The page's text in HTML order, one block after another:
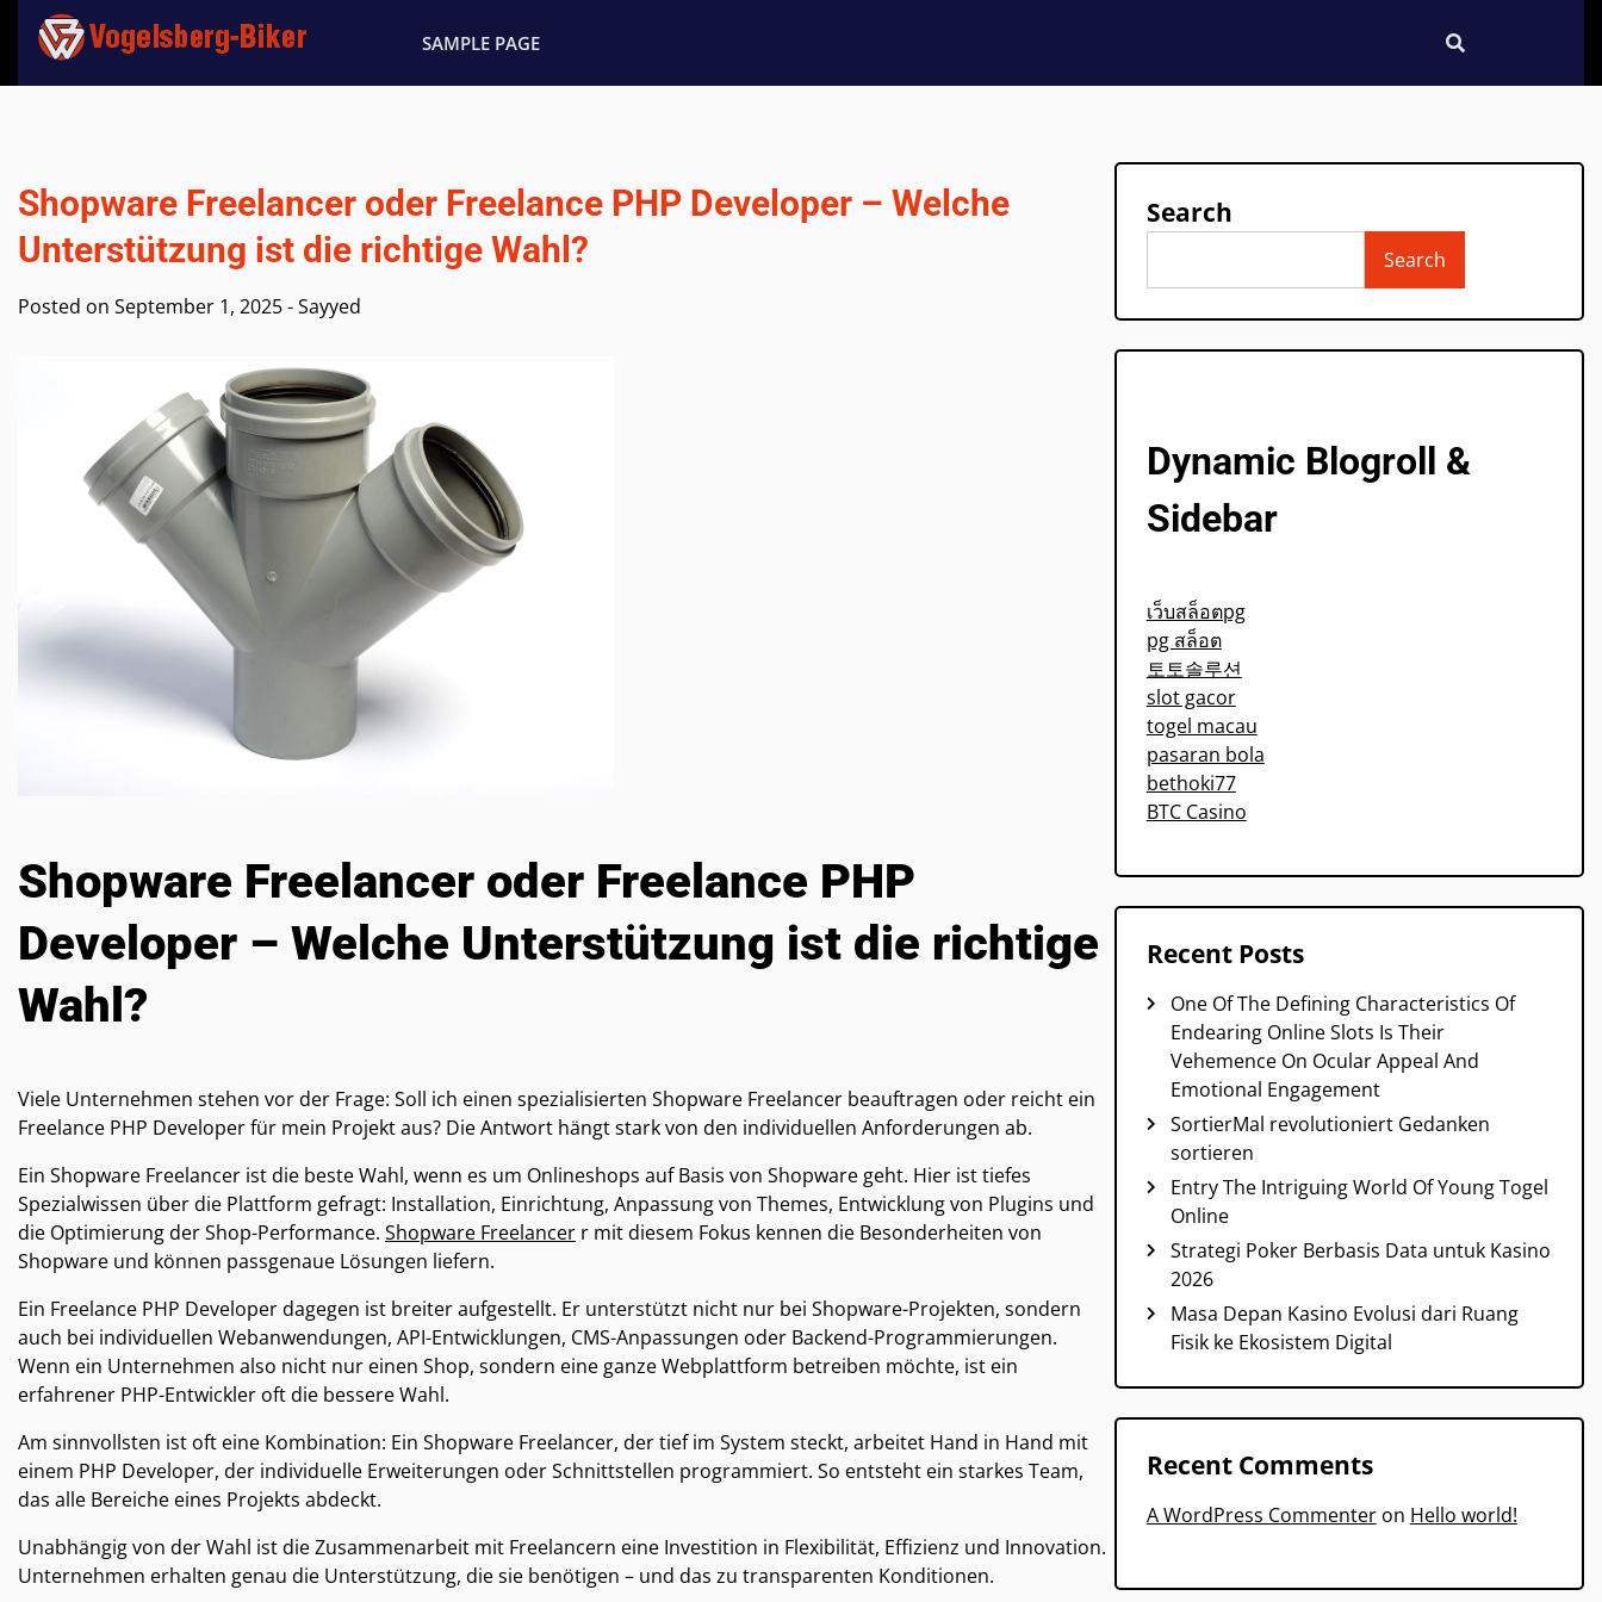
SAMPLE PAGE
Shopware Freelancer oder Freelance PHP Developer – Welche
Unterstützung ist die richtige Wahl?
Posted on September 1, 2025-Sayyed
Shopware Freelancer oder Freelance PHP
Developer – Welche Unterstützung ist die richtige
Wahl?
Viele Unternehmen stehen vor der Frage: Soll ich einen spezialisierten Shopware Freelancer beauftragen oder reicht ein
Freelance PHP Developer für mein Projekt aus? Die Antwort hängt stark von den individuellen Anforderungen ab.
Ein Shopware Freelancer ist die beste Wahl, wenn es um Onlineshops auf Basis von Shopware geht. Hier ist tiefes
Spezialwissen über die Plattform gefragt: Installation, Einrichtung, Anpassung von Themes, Entwicklung von Plugins und
die Optimierung der Shop-Performance. Shopware Freelancer r mit diesem Fokus kennen die Besonderheiten von
Shopware und können passgenaue Lösungen liefern.
Ein Freelance PHP Developer dagegen ist breiter aufgestellt. Er unterstützt nicht nur bei Shopware-Projekten, sondern
auch bei individuellen Webanwendungen, API-Entwicklungen, CMS-Anpassungen oder Backend-Programmierungen.
Wenn ein Unternehmen also nicht nur einen Shop, sondern eine ganze Webplattform betreiben möchte, ist ein
erfahrener PHP-Entwickler oft die bessere Wahl.
Am sinnvollsten ist oft eine Kombination: Ein Shopware Freelancer, der tief im System steckt, arbeitet Hand in Hand mit
einem PHP Developer, der individuelle Erweiterungen oder Schnittstellen programmiert. So entsteht ein starkes Team,
das alle Bereiche eines Projekts abdeckt.
Unabhängig von der Wahl ist die Zusammenarbeit mit Freelancern eine Investition in Flexibilität, Effizienz und Innovation.
Unternehmen erhalten genau die Unterstützung, die sie benötigen – und das zu transparenten Konditionen.
Search
Search
Dynamic Blogroll &
Sidebar
เว็บสล็อตpg
pg สล็อต
토토솔루션
slot gacor
togel macau
pasaran bola
bethoki77
BTC Casino
Recent Posts
One Of The Defining Characteristics Of
Endearing Online Slots Is Their
Vehemence On Ocular Appeal And
Emotional Engagement
SortierMal revolutioniert Gedanken
sortieren
Entry The Intriguing World Of Young Togel
Online
Strategi Poker Berbasis Data untuk Kasino
2026
Masa Depan Kasino Evolusi dari Ruang
Fisik ke Ekosistem Digital
Recent Comments
A WordPress Commenteron Hello world!